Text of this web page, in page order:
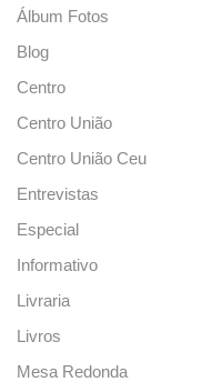
Álbum Fotos
Blog
Centro
Centro União
Centro União Ceu
Entrevistas
Especial
Informativo
Livraria
Livros
Mesa Redonda